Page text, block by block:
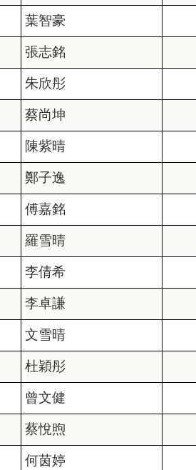
葉智豪
張志銘
朱欣彤
蔡尚坤
陳紫晴
鄭子逸
傅嘉銘
羅雪晴
李倩希
李卓謙
文雪晴
杜穎彤
曾文健
蔡悅煦
何茵婷